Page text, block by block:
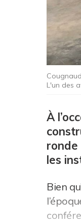
Cougnaud
L'un des
À
ronde
les
Bien